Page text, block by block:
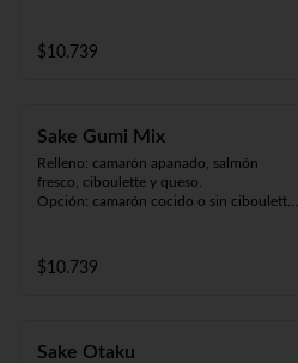
$10.739
Sake Gumi Mix
Relleno: camarón apanado, salmón
fresco, ciboulette y queso.
Opción: camarón cocido o sin ciboulette
$10.739
Sake Otaku